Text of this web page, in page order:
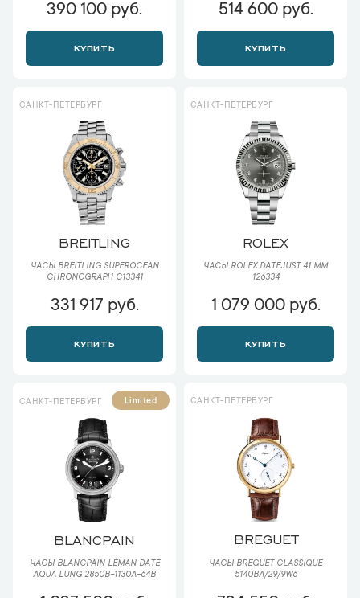
390 100 руб.
КУПИТЬ
514 600 руб.
КУПИТЬ
САНКТ-ПЕТЕРБУРГ
BREITLING
ЧАСЫ BREITLING SUPEROCEAN
CHRONOGRAPH C13341
331 917 руб.
КУПИТЬ
САНКТ-ПЕТЕРБУРГ
ROLEX
ЧАСЫ ROLEX DATEJUST 41 ММ
126334
1 079 000 руб.
КУПИТЬ
САНКТ-ПЕТЕРБУРГ Limited
BLANCPAIN
ЧАСЫ BLANCPAIN LÉMAN DATE
AQUA LUNG 2850B-1130A-64B
САНКТ-ПЕТЕРБУРГ
BREGUET
ЧАСЫ BREGUET CLASSIQUE
5140BA/29/9W6